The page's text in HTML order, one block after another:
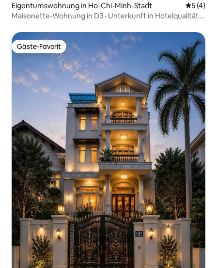
Eigentumswohnung in Ho-Chi-Minh-Stadt
5 (4)
Maisonette-Wohnung in D3 · Unterkunft in Hotelqualität
Gäste-Favorit
Gäste-Favorit